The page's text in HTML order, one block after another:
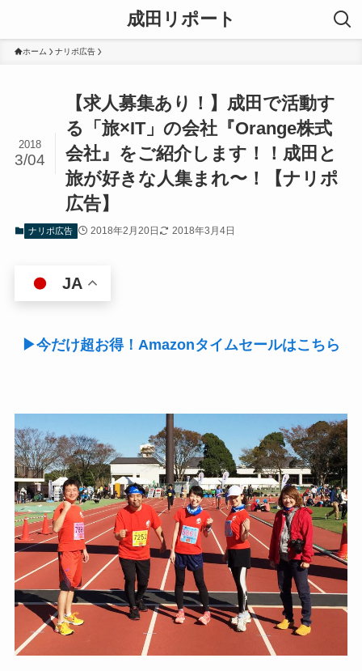
成田リポート
ホーム ナリポ広告
【求人募集あり！】成田で活動す
る「旅×IT」の会社『Orange株式
会社』をご紹介します！！成田と
旅が好きな人集まれ〜！【ナリポ
広告】
2018
3/04
ナリポ広告 2018年2月20日 2018年3月4日
JA
▶今だけ超お得！Amazonタイムセールはこちら